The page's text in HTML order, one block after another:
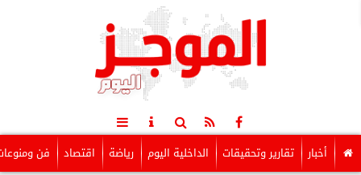
أخبار تقارير وتحقيقات الداخلية اليوم رياضة اقتصاد فن